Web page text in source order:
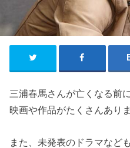
三浦春馬さんが亡くなる前
映画や作品がたくさんありま
また、未発表のドラマなど